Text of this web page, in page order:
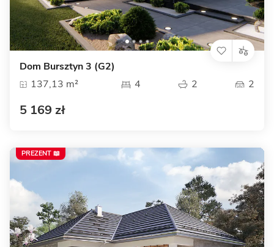
Dom Bursztyn 3 (G2)
137,13 m²
4 2 2
5 169 zł
PREZENT 📖